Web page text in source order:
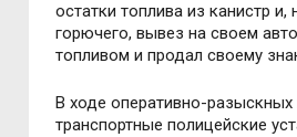
остатки топлива из канистр и,
горючего, вывез на своем
топливом и продал своему
В ходе оперативно-разыскных
транспортные полицейские